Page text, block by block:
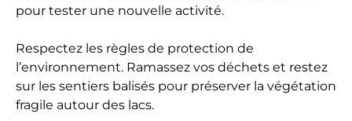
pour tester une nouvelle activité.
Respectez les règles de protection de
l’environnement. Ramassez vos déchets et restez
sur les sentiers balisés pour préserver la végétation
fragile autour des lacs.